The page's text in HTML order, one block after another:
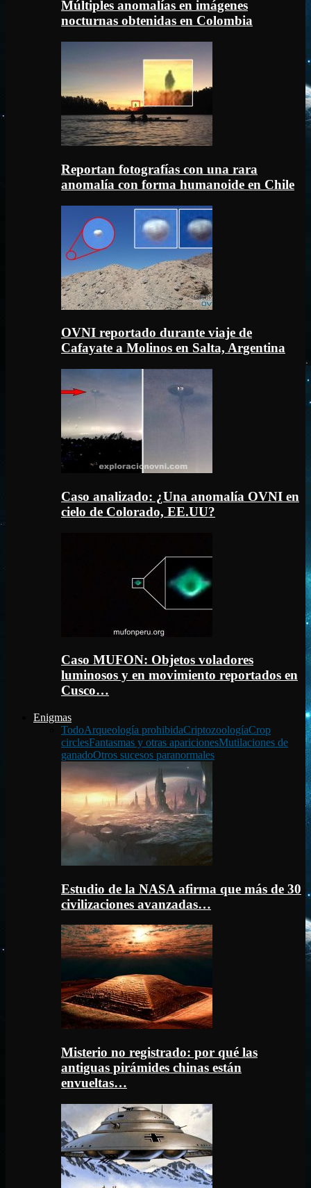
Múltiples anomalías en imágenes
nocturnas obtenidas en Colombia
Reportan fotografías con una rara
anomalía con forma humanoide en Chile
OVNI reportado durante viaje de
Cafayate a Molinos en Salta, Argentina
Caso analizado: ¿Una anomalía OVNI en
cielo de Colorado, EE.UU?
Caso MUFON: Objetos voladores
luminosos y en movimiento reportados en
Cusco…
Enigmas
TodoArqueología prohibidaCriptozoologíaCrop
circlesFantasmas y otras aparicionesMutilaciones de
ganadoOtros sucesos paranormales
Estudio de la NASA afirma que más de 30
civilizaciones avanzadas…
Misterio no registrado: por qué las
antiguas pirámides chinas están
envueltas…